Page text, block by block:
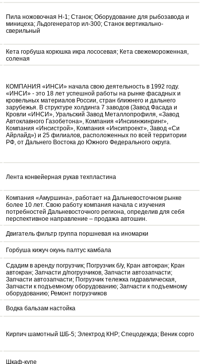
Пила ножовочная Н-1; Станок; Оборудование для рыбозавода и
миницеха; Льдогенератор ил-300; Станок вертикально-
сверильный
Кета горбуша корюшка икра лососевая; Кета свежемороженная,
соленая
КОМПАНИЯ «ИНСИ» начала свою деятельность в 1992 году.
«ИНСИ» - это 18 лет успешной работы на рынке фасадных и
кровельных материалов России, стран ближнего и дальнего
зарубежья. В структуре холдинга 7 заводов (Завод Фасада и
Кровли «ИНСИ», Уральский Завод Металлопрофиля, «Завод
Автоклавного Газобетона», Компания «Инсиинжинринг»,
Компания «Инсистрой», Компания «Инсипроект», Завод «Си
Айрлайд») и 25 филиалов, расположенных по всей территории
РФ, от Дальнего Востока до Южного Федерального округа.
Лента конвейерная рукав техпластина
Компания «Амуршина», работает на Дальневосточном рынке
более 10 лет. Свою работу компания начала с изучения
потребностей Дальневосточного региона, определив для себя
перспективное направление – продажа автошин.
Двигатель фильтр группа поршневая на иномарки
Горбуша кижуч окунь палтус камбала
Сдадим в аренду погрузчик; Погрузчик б/у, Кран автокран; Кран
автокран; Запчасти д/погрузчиков, Запчасти автозапчасти;
Запчасти автозапчасти; Погрузчик тележка гидравлическая,
Запчасти к подъемному оборудованию; Запчасти к подъемному
оборудованию; Ремонт погрузчиков
Водка бальзам настойка
Кирпич шамотный ШБ-5; Электрод КНР; Спецодежда; Веник сорго
Шкаф-купе